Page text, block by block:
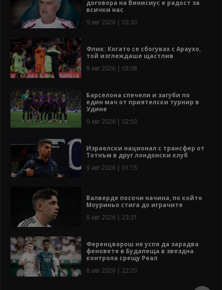
договора на Винисиус е радост за
всички нас
9 авг 2026 | 03:30
Флик: Когато се сбогувах с Араухо,
той изглеждаше щастлив
9 авг 2026 | 03:08
Барселона спечели и загуби по
един мач от приятелски турнир в
Удине
9 авг 2026 | 02:50
Израелски национал с трансфер от
Тотнъм в друг лондонски клуб
9 авг 2026 | 01:15
Валверде посочи начина, по който
Моуриньо стига до играчите
8 авг 2026 | 23:31
Ференцварош не успя да зарадва
феновете в Будапеща в звездна
контрола срещу Реал
8 авг 2026 | 22:20